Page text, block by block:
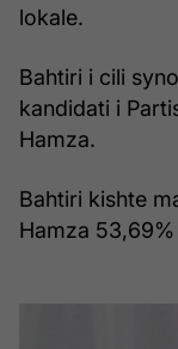
lokale.
Bahtiri i cili
kandidati i
Hamza.
Bahtiri kishte
Hamza